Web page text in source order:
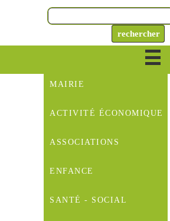
MAIRIE
ACTIVITÉ ÉCONOMIQUE
ASSOCIATIONS
ENFANCE
SANTÉ - SOCIAL